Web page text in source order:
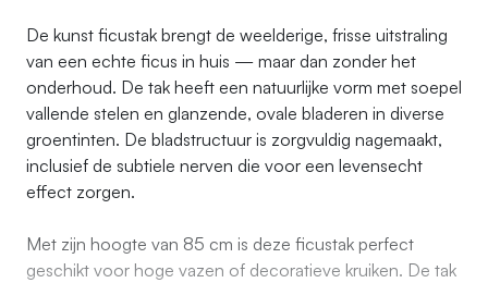
De kunst ficustak brengt de weelderige, frisse uitstraling
van een echte ficus in huis — maar dan zonder het
onderhoud. De tak heeft een natuurlijke vorm met soepel
vallende stelen en glanzende, ovale bladeren in diverse
groentinten. De bladstructuur is zorgvuldig nagemaakt,
inclusief de subtiele nerven die voor een levensecht
effect zorgen.
Met zijn hoogte van 85 cm is deze ficustak perfect
geschikt voor hoge vazen of decoratieve kruiken. De tak